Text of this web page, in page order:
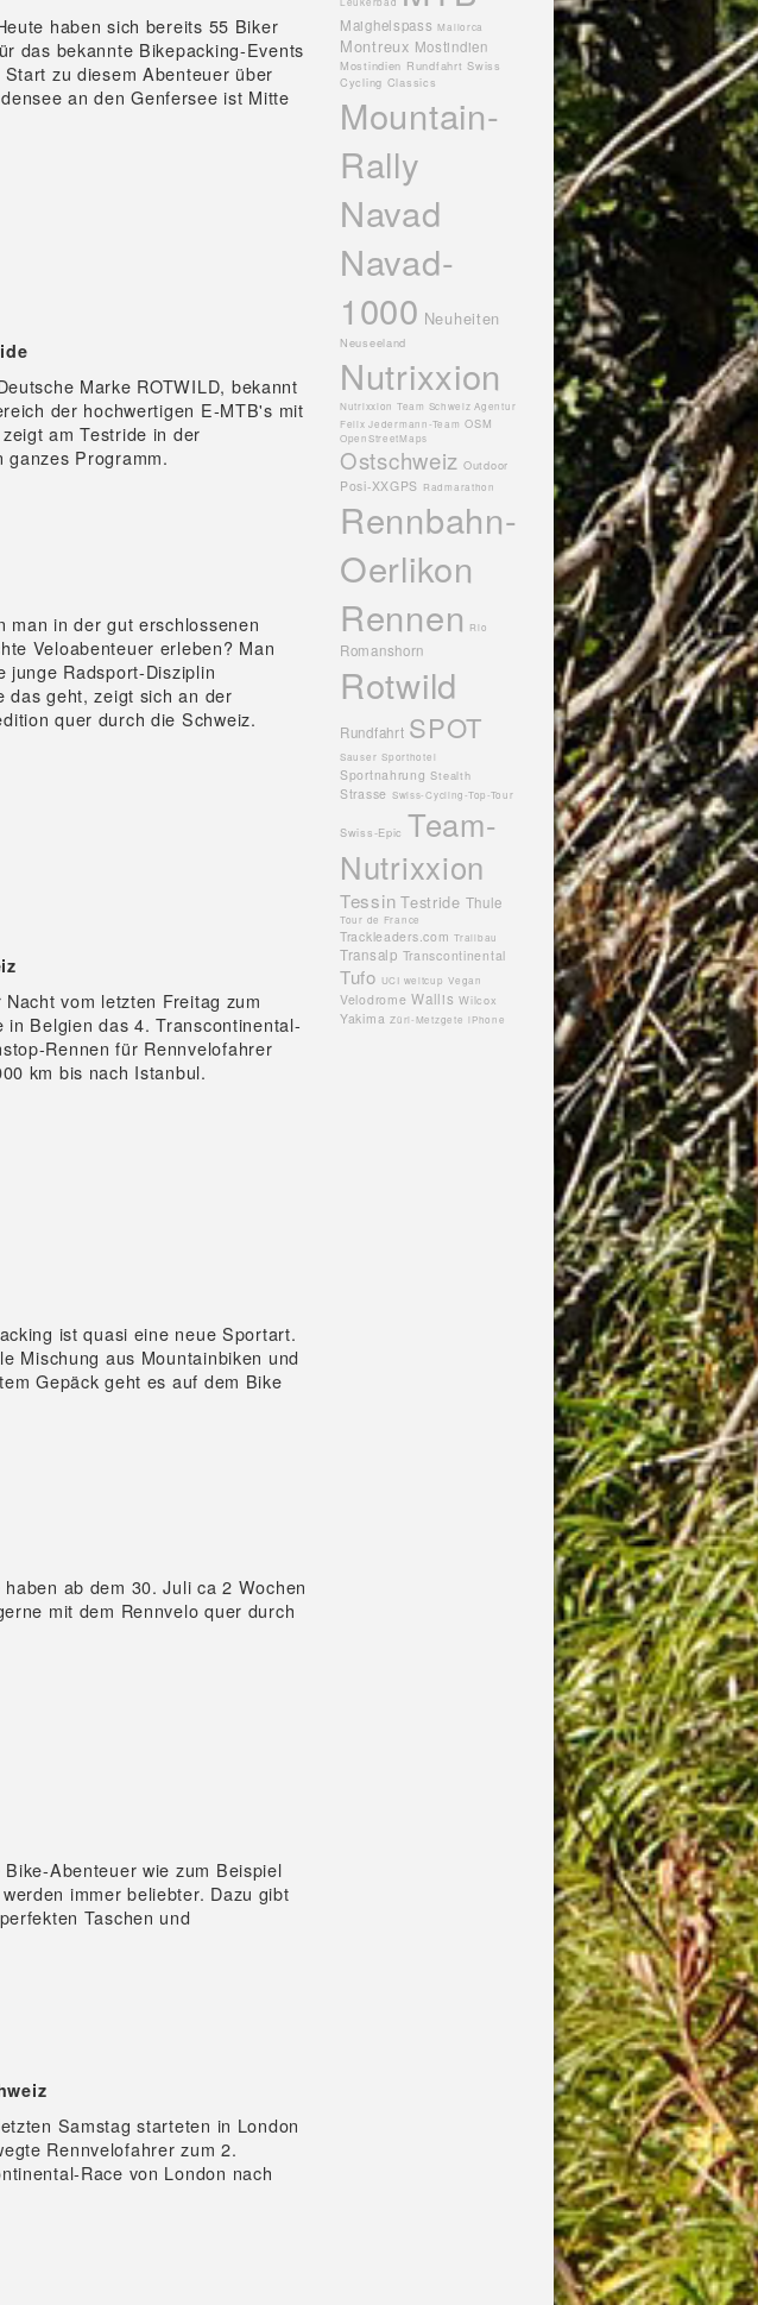
haben sich bereits 55 Biker
das bekannte Bikepacking-Events
zu diesem Abenteuer über
an den Genfersee ist Mitte
Marke ROTWILD, bekannt
der hochwertigen E-MTB's mit
am Testride in der
ganzes Programm.
man in der gut erschlossenen
Veloabenteuer erleben? Man
junge Radsport-Disziplin
das geht, zeigt sich an der
quer durch die Schweiz.
vom letzten Freitag zum
in Belgien das 4. Transcontinental-
Rennen für Rennvelofahrer
km bis nach Istanbul.
ist quasi eine neue Sportart.
Mischung aus Mountainbiken und
Gepäck geht es auf dem Bike
ab dem 30. Juli ca 2 Wochen
mit dem Rennvelo quer durch
Abenteuer wie zum Beispiel
immer beliebter. Dazu gibt
Taschen und
Samstag starteten in London
Rennvelofahrer zum 2.
Race von London nach
Maighelspass Mallorca
Montreux Mostindien
Mostindien Rundfahrt Swiss
Cycling Classics
Mountain-
Rally
Navad
Navad-
1000 Neuheiten
Neuseeland
Nutrixxion
Nutrixxion Team Schweiz Agentur
Felix Jedermann-Team OSM
OpenStreetMaps
Ostschweiz Outdoor
Posi-XXGPS Radmarathon
Rennbahn-
Oerlikon
Rennen
Rio
Romanshorn
Rotwild
Rundfahrt SPOT
Sauser Sporthotel
Sportnahrung Stealth
Strasse Swiss-Cycling-Top-Tour
Swiss-Epic Team-
Nutrixxion
Tessin Testride Thule
Tour de France
Trackleaders.com Trailbau
Transalp Transcontinental
Tufo UCI weltcup Vegan
Velodrome Wallis Wilcox
Yakima Züri-Metzgete iPhone